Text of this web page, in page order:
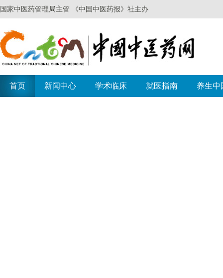
国家中医药管理局主管 《中国中医药报》社主办
首页 新闻中心 学术临床 就医指南 养生中